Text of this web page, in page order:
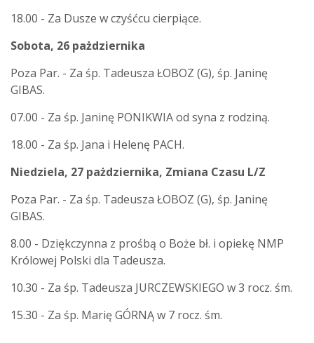
18.00 - Za Dusze w czyśćcu cierpiące.
Sobota, 26 pażdziernika
Poza Par. - Za śp. Tadeusza ŁOBOZ (G), śp. Janinę
GIBAS.
07.00 - Za śp. Janinę PONIKWIA od syna z rodziną.
18.00 - Za śp. Jana i Helenę PACH.
Niedziela, 27 pażdziernika, Zmiana Czasu L/Z
Poza Par. - Za śp. Tadeusza ŁOBOZ (G), śp. Janinę
GIBAS.
8.00 - Dziękczynna z prośbą o Boże bł. i opiekę NMP
Królowej Polski dla Tadeusza.
10.30 - Za śp. Tadeusza JURCZEWSKIEGO w 3 rocz. śm.
15.30 - Za śp. Marię GÓRNĄ w 7 rocz. śm.